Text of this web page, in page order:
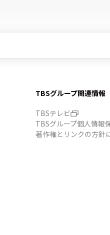
TBSグループ関連情報
TBSテレビ
TBSグループ個人情報
著作権とリンクの方針